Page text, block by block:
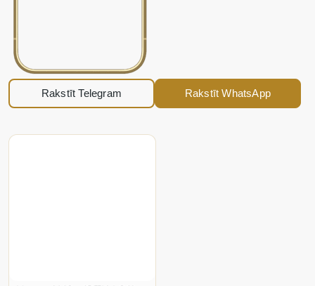
Rakstīt Telegram Rakstīt WhatsApp